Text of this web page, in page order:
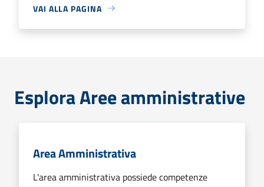
VAI ALLA PAGINA
Esplora Aree amministrative
Area Amministrativa
L'area amministrativa possiede competenze